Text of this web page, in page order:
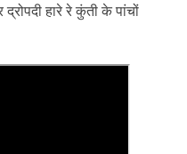
हारे रे कुंती के पांचों